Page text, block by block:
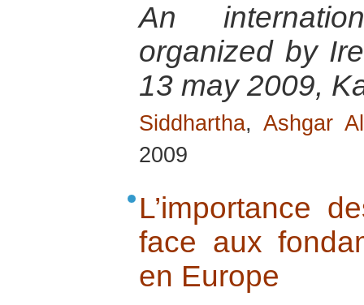
An
organized by
13 may 2009,
Siddhartha,Ashgar
2009
L’importance
face aux
en Europe